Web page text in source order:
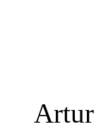
Artur